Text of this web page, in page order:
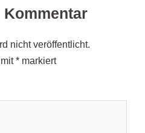
nicht veröffentlicht.
* markiert